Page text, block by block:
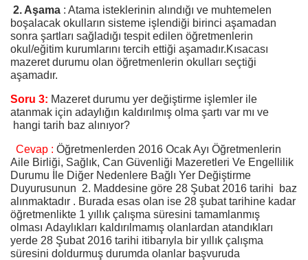
2. Aşama : Atama isteklerinin alındığı ve muhtemelen
boşalacak okulların sisteme işlendiği birinci aşamadan
sonra şartları sağladığı tespit edilen öğretmenlerin
okul/eğitim kurumlarını tercih ettiği aşamadır.Kısacası
mazeret durumu olan öğretmenlerin okulları seçtiği
aşamadır.
Soru 3: Mazeret durumu yer değiştirme işlemler ile
atanmak için adaylığın kaldırılmış olma şartı var mı ve
hangi tarih baz alınıyor?
Cevap : Öğretmenlerden 2016 Ocak Ayı Öğretmenlerin
Aile Birliği, Sağlık, Can Güvenliği Mazeretleri Ve Engellilik
Durumu İle Diğer Nedenlere Bağlı Yer Değiştirme
Duyurusunun 2. Maddesine göre 28 Şubat 2016 tarihi baz
alınmaktadır . Burada esas olan ise 28 şubat tarihine kadar
öğretmenlikte 1 yıllık çalışma süresini tamamlanmış
olması Adaylıkları kaldırılmamış olanlardan atandıkları
yerde 28 Şubat 2016 tarihi itibarıyla bir yıllık çalışma
süresini doldurmuş durumda olanlar başvuruda